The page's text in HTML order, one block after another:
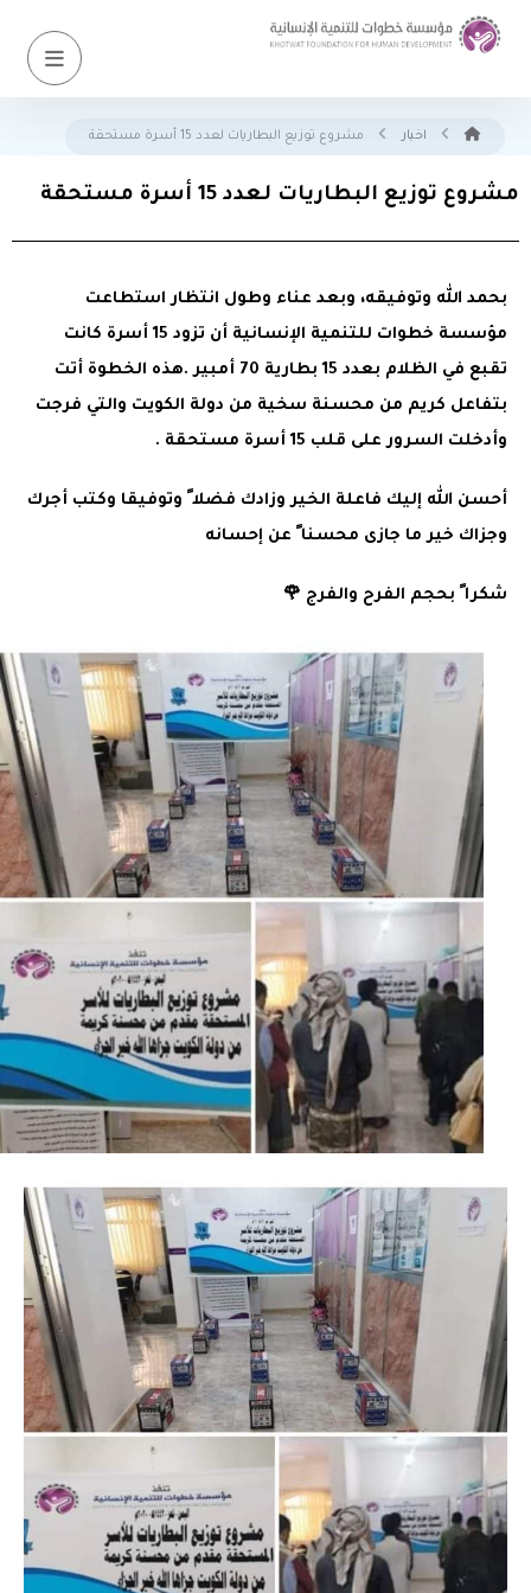
اخبار مشروع توزيع البطاريات لعدد 15 أسرة مستحقة
مشروع توزيع البطاريات لعدد 15 أسرة مستحقة
بحمد الله وتوفيقه، وبعد عناء وطول انتظار استطاعت
مؤسسة خطوات للتنمية الإنسانية أن تزود 15 أسرة كانت
تقبع في الظلام بعدد 15 بطارية 70 أمبير .هذه الخطوة أتت
بتفاعل كريم من محسنة سخية من دولة الكويت والتي فرجت
وأدخلت السرور على قلب 15 أسرة مستحقة .
أحسن الله إليك فاعلة الخير وزادك فضلا ً وتوفيقا وكتب أجرك
وجزاك خير ما جازى محسنا ً عن إحسانه
شكرا ً بحجم الفرح والفرج 🌹